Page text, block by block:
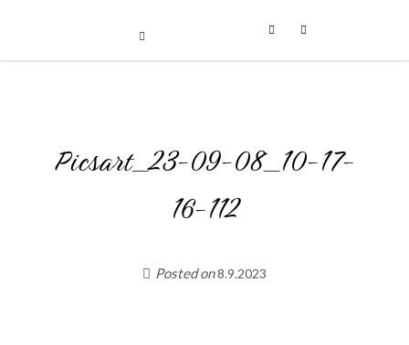
Picsart_23-09-08_10-17-
16-112
Posted on8.9.2023